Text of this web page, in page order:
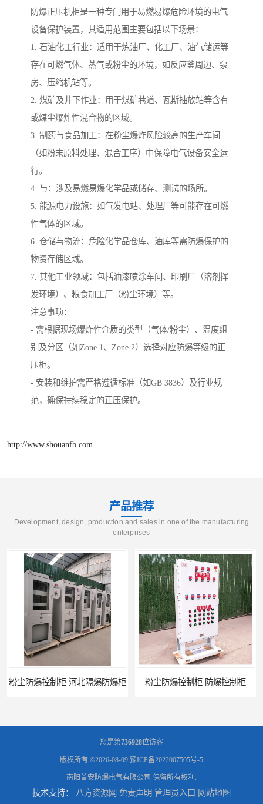
防爆正压机柜是一种专门用于易燃易爆危险环境的电气
设备保护装置，其适用范围主要包括以下场景：
1. 石油化工行业：适用于炼油厂、化工厂、油气储运等
存在可燃气体、蒸气或粉尘的环境，如反应釜周边、泵
房、压缩机站等。
2. 煤矿及井下作业：用于煤矿巷道、瓦斯抽放站等含有
或煤尘爆炸性混合物的区域。
3. 制药与食品加工：在粉尘爆炸风险较高的生产车间
（如粉末原料处理、混合工序）中保障电气设备安全运
行。
4. 与：涉及易燃易爆化学品或储存、测试的场所。
5. 能源电力设施：如气发电站、处理厂等可能存在可燃
性气体的区域。
6. 仓储与物流：危险化学品仓库、油库等需防爆保护的
物资存储区域。
7. 其他工业领域：包括油漆喷涂车间、印刷厂（溶剂挥
发环境）、粮食加工厂（粉尘环境）等。
注意事项：
- 需根据现场爆炸性介质的类型（气体/粉尘）、温度组
别及分区（如Zone 1、Zone 2）选择对应防爆等级的正
压柜。
- 安装和维护需严格遵循标准（如GB 3836）及行业规
范，确保持续稳定的正压保护。
http://www.shouanfb.com
产品推荐
Development, design, production and sales in one of the manufacturing
enterprises
粉尘防爆控制柜 防爆控制柜
您是第736928位访客
版权所有 ©2026-08-09 豫ICP备2022007505号-5
南阳首安防爆电气有限公司 保留所有权利.
技术支持： 八方资源网 免责声明 管理员入口 网站地图